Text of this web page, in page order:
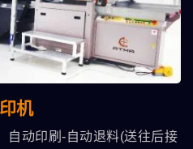
机
自动印刷-自动退料(送往后接